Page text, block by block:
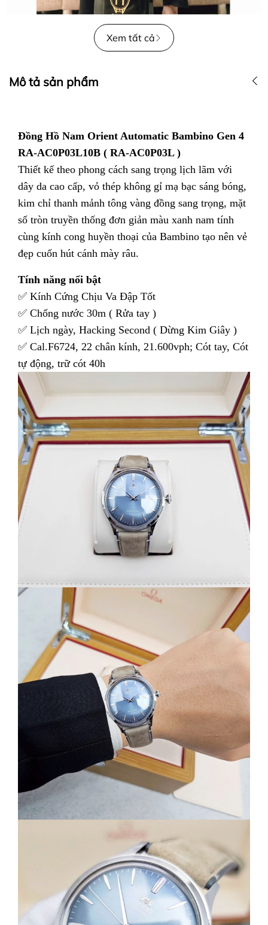
Xem tất cả
Mô tả sản phẩm
Đồng Hồ Nam Orient Automatic Bambino Gen 4
RA-AC0P03L10B ( RA-AC0P03L )
Thiết kế theo phong cách sang trọng lịch lãm với
dây da cao cấp, vỏ thép không gỉ mạ bạc sáng bóng,
kim chỉ thanh mảnh tông vàng đồng sang trọng, mặt
số tròn truyền thống đơn giản màu xanh nam tính
cùng kính cong huyền thoại của Bambino tạo nên vẻ
đẹp cuốn hút cánh mày râu.
Tính năng nổi bật
✅ Kính Cứng Chịu Va Đập Tốt
✅ Chống nước 30m ( Rửa tay )
✅ Lịch ngày, Hacking Second ( Dừng Kim Giây )
✅ Cal.F6724, 22 chân kính, 21.600vph; Cót tay, Cót
tự động, trữ cót 40h